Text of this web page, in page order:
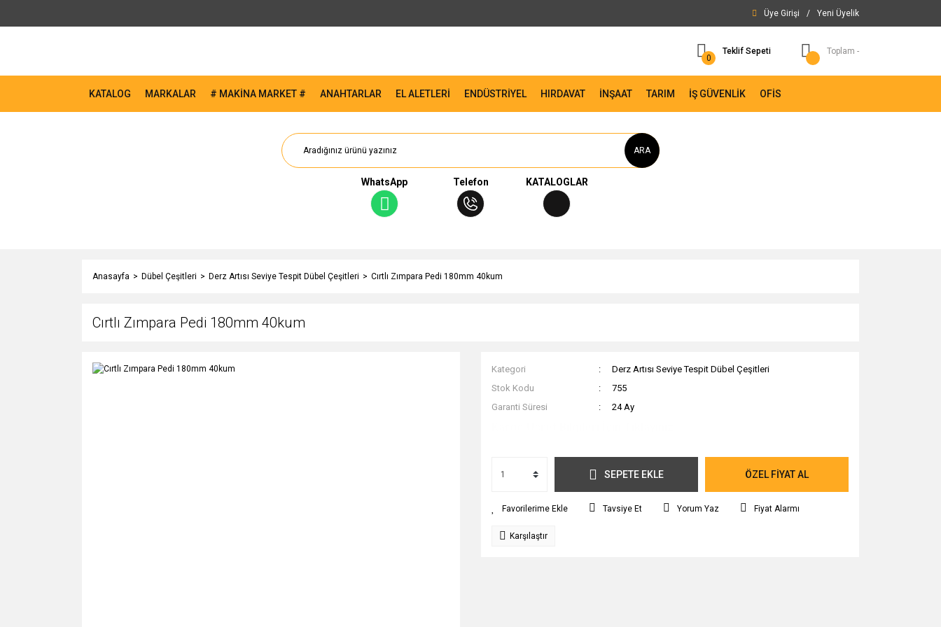
Üye Girişi / Yeni Üyelik
0
Teklif Sepeti Toplam -
KATALOG MARKALAR # MAKİNA MARKET # ANAHTARLAR EL ALETLERİ ENDÜSTRİYEL HIRDAVAT İNŞAAT TARIM İŞ GÜVENLİK OFİS
ARA
WhatsApp Telefon KATALOGLAR
Anasayfa Dübel Çeşitleri Derz Artısı Seviye Tespit Dübel Çeşitleri Cırtlı Zımpara Pedi 180mm 40kum
Cırtlı Zımpara Pedi 180mm 40kum
Kategori
Derz Artısı Seviye Tespit Dübel Çeşitleri
Stok Kodu
755
Garanti Süresi
24 Ay
SEPETE EKLE ÖZEL FİYAT AL
Tavsiye Et Yorum Yaz Fiyat Alarmı
Karşılaştır